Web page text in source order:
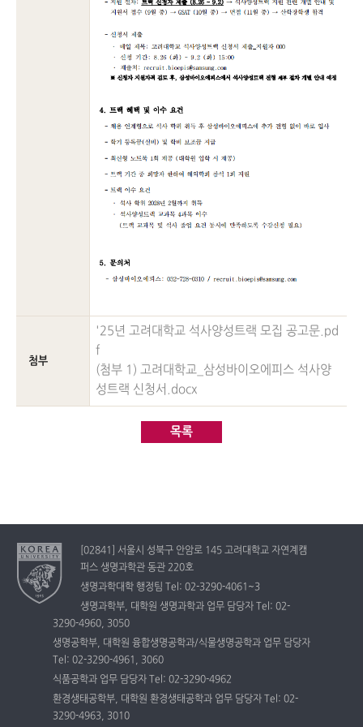
첨부
'25년 고려대학교 석사양성트랙 모집 공고문.pd
f
(첨부 1) 고려대학교_삼성바이오에피스 석사양
성트랙 신청서.docx
목록
[02841] 서울시 성북구 안암로 145 고려대학교 자연계캠
퍼스 생명과학관 동관 220호
생명과학대학 행정팀 Tel: 02-3290-4061~3
생명과학부, 대학원 생명과학과 업무 담당자 Tel: 02-
3290-4960, 3050
생명공학부, 대학원 융합생명공학과/식물생명공학과 업무 담당자
Tel: 02-3290-4961, 3060
식품공학과 업무 담당자 Tel: 02-3290-4962
환경생태공학부, 대학원 환경생태공학과 업무 담당자 Tel: 02-
3290-4963, 3010